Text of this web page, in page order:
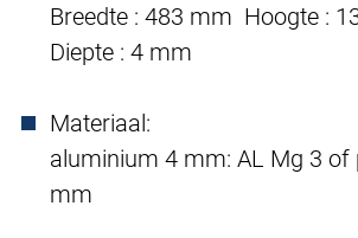
Breedte : 483 mm Hoogte :
Diepte : 4 mm
Materiaal:
aluminium 4 mm: AL Mg 3 of
mm